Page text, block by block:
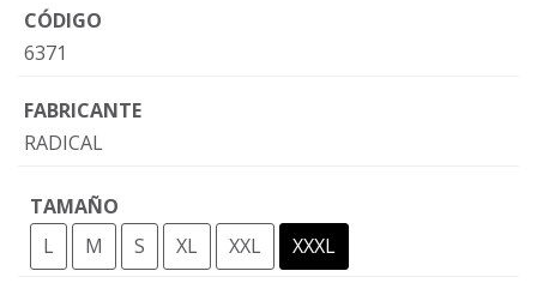
CÓDIGO
6371
FABRICANTE
RADICAL
TAMAÑO
L
M S XL XXL XXXL